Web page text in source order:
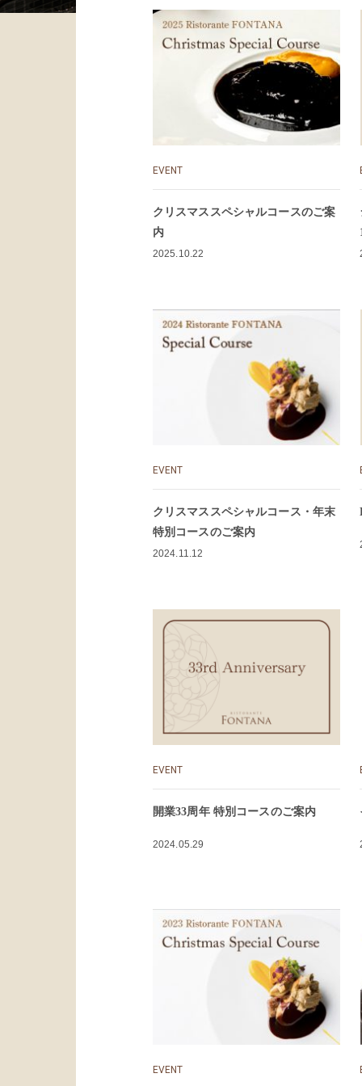
EVENT
クリスマススペシャルコースのご案
内
2025.10.22
EVENT
クリスマススペシャルコース・年末
特別コースのご案内
2024.11.12
EVENT
開業33周年 特別コースのご案内
2024.05.29
EVENT